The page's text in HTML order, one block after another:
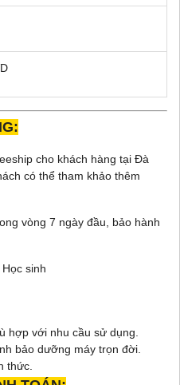
cho khách hàng tại Đà
có thể tham khảo thêm
vòng 7 ngày đầu, bảo hành
sinh
hợp với nhu cầu sử dụng.
bảo dưỡng máy trọn đời.
thức.